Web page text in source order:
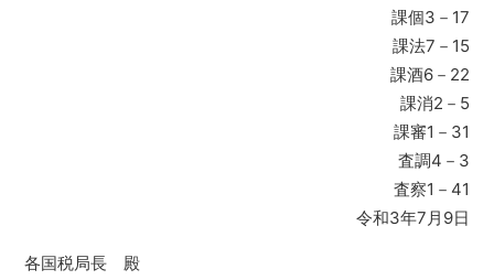
課個3－17
課法7－15
課酒6－22
課消2－5
課審1－31
査調4－3
査察1－41
令和3年7月9日
各国税局長 殿